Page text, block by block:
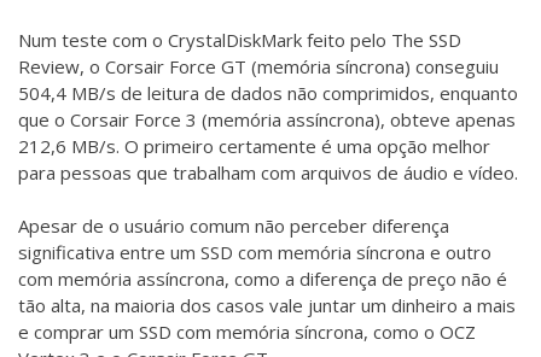
Num teste com o CrystalDiskMark feito pelo The SSD
Review, o Corsair Force GT (memória síncrona) conseguiu
504,4 MB/s de leitura de dados não comprimidos, enquanto
que o Corsair Force 3 (memória assíncrona), obteve apenas
212,6 MB/s. O primeiro certamente é uma opção melhor
para pessoas que trabalham com arquivos de áudio e vídeo.
Apesar de o usuário comum não perceber diferença
significativa entre um SSD com memória síncrona e outro
com memória assíncrona, como a diferença de preço não é
tão alta, na maioria dos casos vale juntar um dinheiro a mais
e comprar um SSD com memória síncrona, como o OCZ